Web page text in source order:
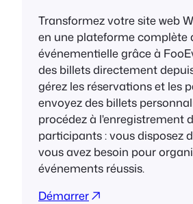
Transformez votre site web
en une plateforme complète
événementielle grâce à
des billets directement
gérez les réservations et les
envoyez des billets
procédez à l'enregistrement
participants : vous disposez
vous avez besoin pour
événements réussis.
Démarrer